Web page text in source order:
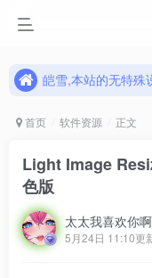
皑雪,本站的无特
皑雪,本站的无特殊
首页 软件资源 正文
Light Image
色版
太太我喜欢你
5月24日 11:10更